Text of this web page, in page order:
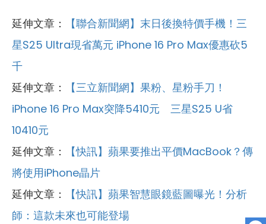
延伸文章： 【聯合新聞網】 末日後換特價手機！三
星S25 Ultra現省萬元 iPhone 16 Pro Max優惠砍5
千
延伸文章：
【三立新聞網】 果粉、星粉手刀！
iPhone 16 Pro Max突降5410元 三星S25 U省
10410元
延伸文章：
【快訊】蘋果要推出平價MacBook？傳
將使用iPhone晶片
延伸文章：
【快訊】蘋果智慧眼鏡藍圖曝光！分析
師：這款未來也可能登場